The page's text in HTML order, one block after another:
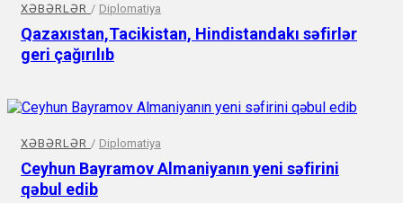
XƏBƏRLƏR / Diplomatiya
Qazaxıstan,Tacikistan, Hindistandakı səfirlər
geri çağırılıb
XƏBƏRLƏR / Diplomatiya
Ceyhun Bayramov Almaniyanın yeni səfirini
qəbul edib